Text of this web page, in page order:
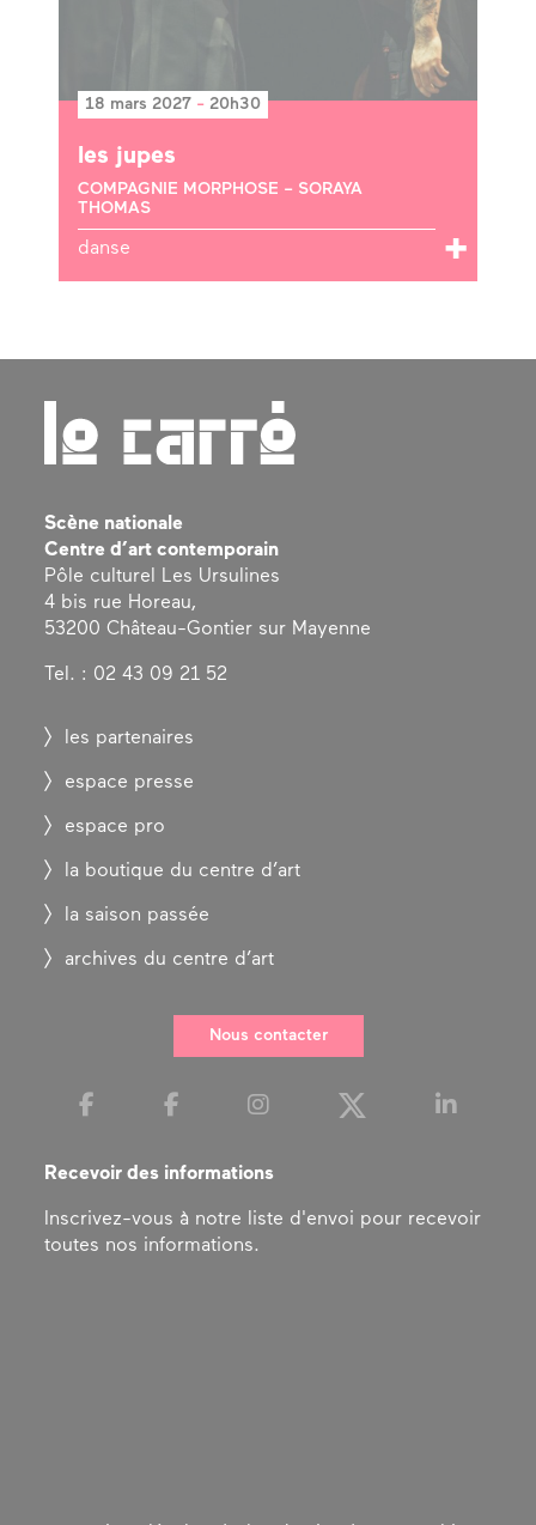
18 mars 2027 - 20h30
les jupes
COMPAGNIE MORPHOSE – SORAYA
THOMAS
danse
Scène nationale
Centre d’art contemporain
Pôle culturel Les Ursulines
4 bis rue Horeau,
53200 Château-Gontier sur Mayenne
Tel. : 02 43 09 21 52
les partenaires
espace presse
espace pro
la boutique du centre d’art
la saison passée
archives du centre d’art
Nous contacter
Recevoir des informations
Inscrivez-vous à notre liste d'envoi pour recevoir
toutes nos informations.